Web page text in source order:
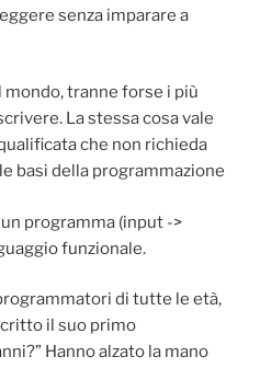
senza imparare a
tranne forse i più
La stessa cosa vale
che non richieda
basi della programmazione
programma (input ->
funzionale.
di tutte le età,
il suo primo
Hanno alzato la mano